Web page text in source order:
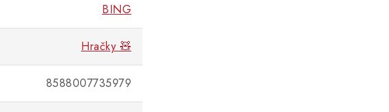
BING
Hračky 🧸
8588007735979